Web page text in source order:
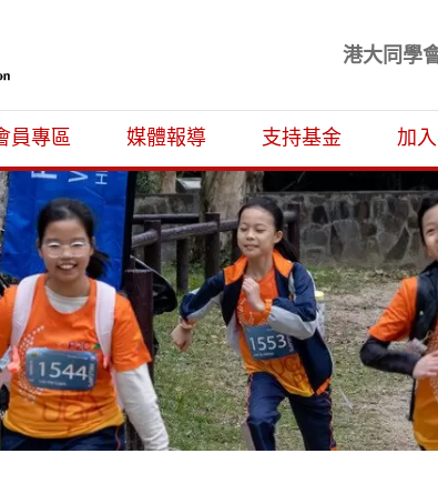
金
港大同學
員專區 媒體報導 支持基金 加